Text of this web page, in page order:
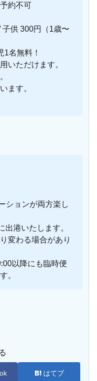
約不可
供 300円（1歳〜
名無料！
いただけます。
ます。
ョンが両方楽し
港いたします。
変わる場合があり
以降にも臨時便
。
はてブ